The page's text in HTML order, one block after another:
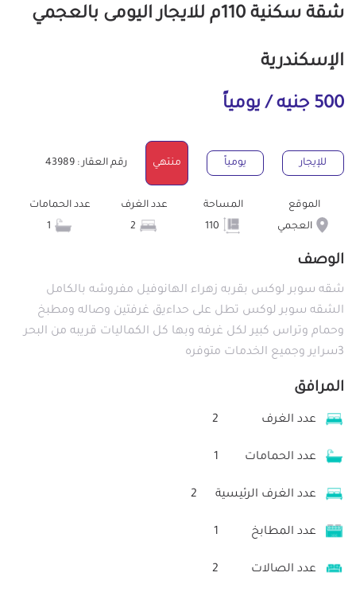
شقة سكنية 110م للايجار اليومى بالعجمي
الإسكندرية
500 جنيه / يومياً
للإيجار يومياً منتهي رقم العقار : 43989
الموقع
العجمي
المساحة
عدد الغرف
عدد الحمامات
الوصف
شقه سوبر لوكس بقربه زهراء الهانوفيل مفروشه بالكامل
الشقه سوبر لوكس تطل على حداءيق غرفتين وصاله ومطبخ
وحمام وتراس كبير لكل غرفه وبها كل الكماليات قريبه من البحر
3سراير وجميع الخدمات متوفره
المرافق
عدد الغرف 2
عدد الحمامات 1
عدد الغرف الرئيسية 2
عدد المطابخ 1
عدد الصالات 2